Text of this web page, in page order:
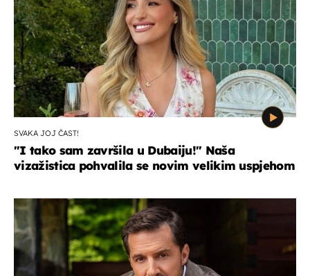
SVAKA JOJ ČAST!
"I tako sam završila u Dubaiju!" Naša
vizažistica pohvalila se novim velikim uspjehom